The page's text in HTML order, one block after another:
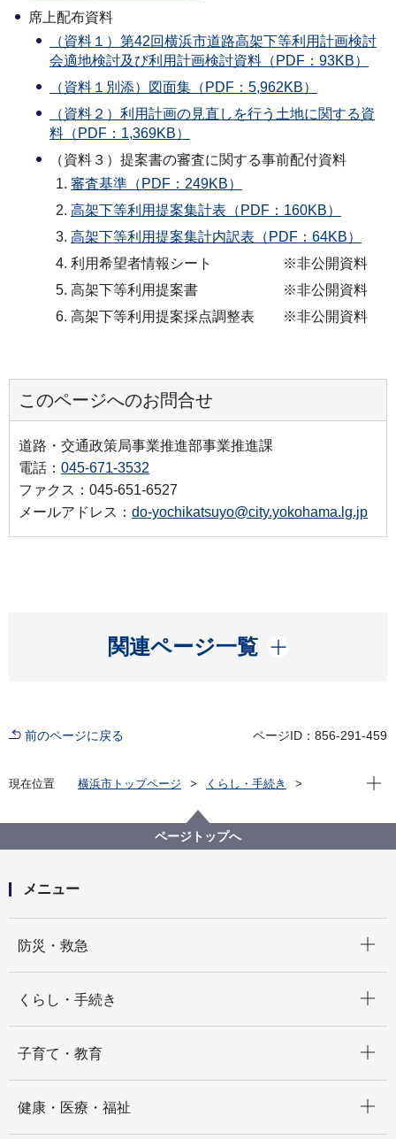
席上配布資料
（資料１）第42回横浜市道路高架下等利用計画検討
会適地検討及び利用計画検討資料（PDF：93KB）
（資料１別添）図面集（PDF：5,962KB）
（資料２）利用計画の見直しを行う土地に関する資
料（PDF：1,369KB）
（資料３）提案書の審査に関する事前配付資料
審査基準（PDF：249KB）
高架下等利用提案集計表（PDF：160KB）
高架下等利用提案集計内訳表（PDF：64KB）
利用希望者情報シート ※非公開資料
高架下等利用提案書 ※非公開資料
高架下等利用提案採点調整表 ※非公開資料
このページへのお問合せ
道路・交通政策局事業推進部事業推進課
電話： 045-671-3532
ファクス：045-651-6527
メールアドレス： do-yochikatsuyo@city.yokohama.lg.jp
関連ページ一覧
開く
前のページに戻る ページID：856-291-459
現在位置 横浜市トップページ
くらし・手続き
管理・占用・資産活用
道路高架下、道路予定区域等の有効活用
会議録・資料
現在
ページトップへ
メニュー
防災・救急
くらし・手続き
子育て・教育
健康・医療・福祉